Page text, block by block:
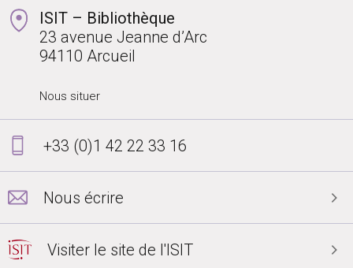
ISIT – Bibliothèque
23 avenue Jeanne d’Arc
94110 Arcueil
Nous situer
+33 (0)1 42 22 33 16
Nous écrire
Visiter le site de l'ISIT